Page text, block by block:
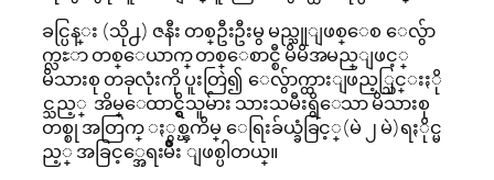
ခင္ပြန္း (သို႕) ဇနီး တစ္ဦးဦးမွ မည္သူျဖစ္ေစ ေလွ်ာ
က္လႊာ တစ္ေယာက္ တစ္ေစာင္စီ မိမိအမည္ျဖင့္
မိသားစု တခုလုံးကို ပူးတြဲ၍ ေလွ်ာက္ထားျဖည့္သြင္းႏို
င္သည့္ အိမ္ေထာင္ရွိသူမ်ား သားသမီးရွိေသာ မိသားစု
တစ္စု အတြက္ ႏွစ္ၾကိမ္ ေရြးခ်ယ္ခံခြင့္(မဲ ၂ မဲ)ရႏိုင္မ
ည့္ အခြင့္အေရးမ်ိဳး ျဖစ္ပါတယ္။